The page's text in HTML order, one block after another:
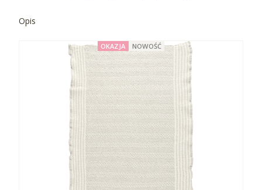
Opis
OKAZJA NOWOŚĆ